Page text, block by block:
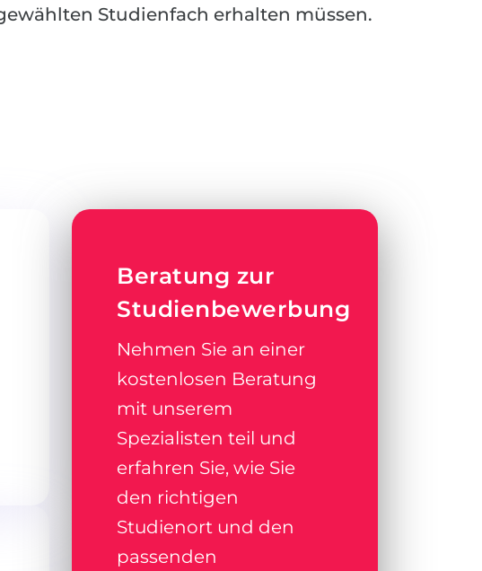
Studienfach erhalten müssen.
Beratung zur
Studienbewerbung
Nehmen Sie an einer
kostenlosen Beratung
mit unserem
Spezialisten teil und
erfahren Sie, wie Sie
den richtigen
Studienort und den
passenden